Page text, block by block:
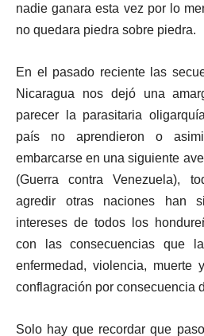
nadie ganara esta vez por lo
no quedara piedra sobre piedra.
En el pasado reciente las
Nicaragua nos dejó una
parecer la parasitaria
país no aprendieron o
embarcarse en una siguiente
(Guerra contra Venezuela),
agredir otras naciones han
intereses de todos los
con las consecuencias que
enfermedad, violencia,
conflagración por consecuencia
Solo hay que recordar que